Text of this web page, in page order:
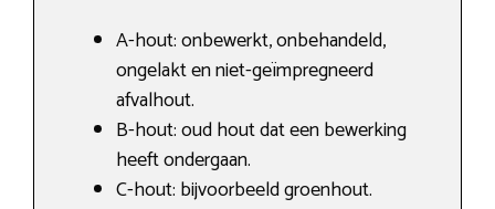
A-hout: onbewerkt, onbehandeld,
ongelakt en niet-geïmpregneerd
afvalhout.
B-hout: oud hout dat een bewerking
heeft ondergaan.
C-hout: bijvoorbeeld groenhout.